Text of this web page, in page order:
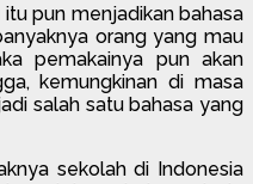
pun menjadikan bahasa
orang yang mau
pemakainya pun akan
kemungkinan di masa
salah satu bahasa yang
sekolah di Indonesia